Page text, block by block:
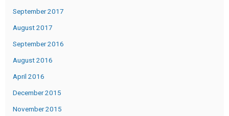
September 2017
August 2017
September 2016
August 2016
April 2016
December 2015
November 2015